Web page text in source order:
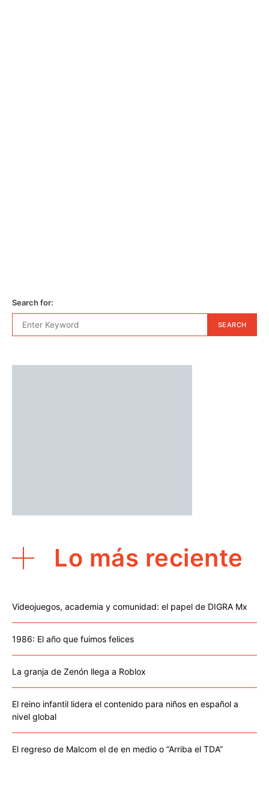
Search for:
SEARCH
Lo más reciente
Videojuegos, academia y comunidad: el papel de DIGRA Mx
1986: El año que fuimos felices
La granja de Zenón llega a Roblox
El reino infantil lidera el contenido para niños en español a
nivel global
El regreso de Malcom el de en medio o “Arriba el TDA”